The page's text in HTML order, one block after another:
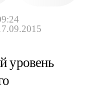
уровень